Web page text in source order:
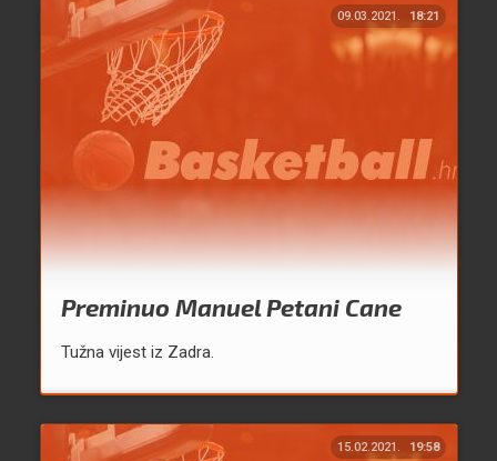
09.03.2021. 18:21
Preminuo Manuel Petani Cane
Tužna vijest iz Zadra.
15.02.2021. 19:58